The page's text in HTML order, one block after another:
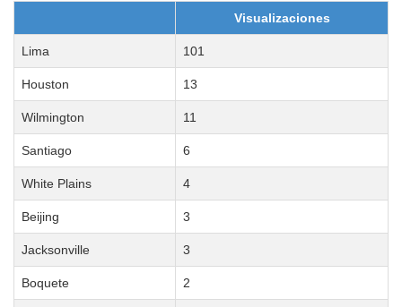
Visualizaciones
Lima 101
Houston 13
Wilmington 11
Santiago 6
White Plains 4
Beijing 3
Jacksonville 3
Boquete 2